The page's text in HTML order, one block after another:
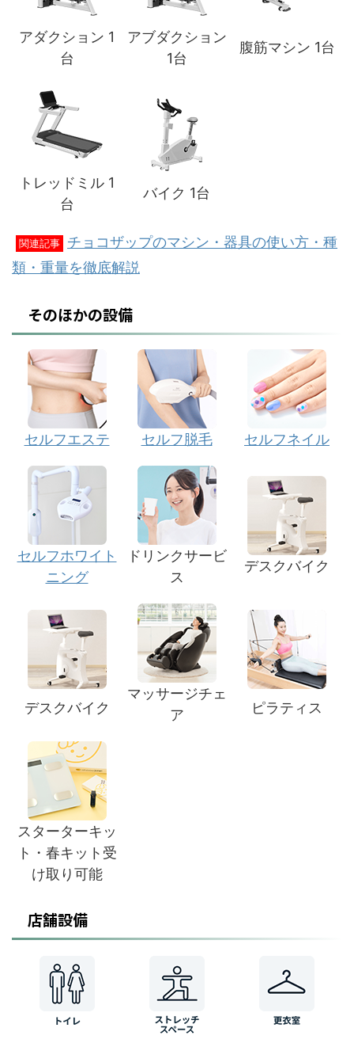
アダクション 1
台
アブダクション
1台
腹筋マシン 1台
トレッドミル 1
台
バイク 1台
関連記事
チョコザップのマシン・器具の使い方・種
類・重量を徹底解説
そのほかの設備
セルフエステ セルフ脱毛 セルフネイル
セルフホワイト
ニング
ドリンクサービ
ス
デスクバイク
デスクバイク
マッサージチェ
ア
ピラティス
スターターキッ
ト・春キット受
け取り可能
店舗設備